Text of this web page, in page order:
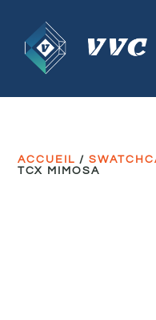
ACCUEIL /
TCX MIMOSA